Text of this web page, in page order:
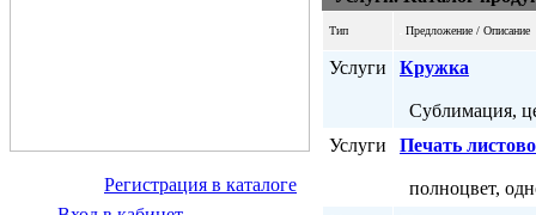
Регистрация в каталоге
Тип Предложение / Описание
Услуги Кружка
Сублимация,
Услуги
Печать
полноцвет,